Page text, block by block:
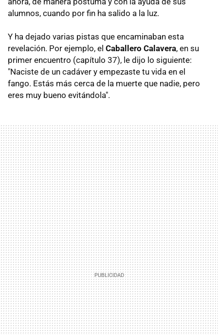
alumnos, cuando por fin ha salido a la luz.
Y ha dejado varias pistas que encaminaban esta
revelación. Por ejemplo, el Caballero Calavera, en su
primer encuentro (capítulo 37), le dijo lo siguiente:
"Naciste de un cadáver y empezaste tu vida en el
fango. Estás más cerca de la muerte que nadie, pero
eres muy bueno evitándola".